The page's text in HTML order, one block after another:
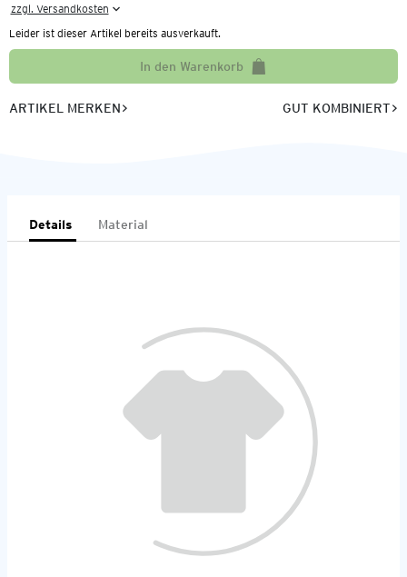
zzgl. Versandkosten
Leider ist dieser Artikel bereits ausverkauft.
In den Warenkorb
ARTIKEL MERKEN GUT KOMBINIERT
Details Material